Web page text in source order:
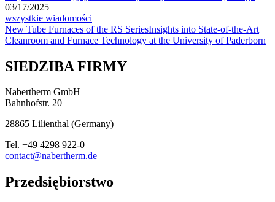
03/17/2025
wszystkie wiadomości
New Tube Furnaces of the RS SeriesInsights into State-of-the-Art
Cleanroom and Furnace Technology at the University of Paderborn
SIEDZIBA FIRMY
Nabertherm GmbH
Bahnhofstr. 20
28865 Lilienthal (Germany)
Tel. +49 4298 922-0
contact@nabertherm.de
Przedsiębiorstwo